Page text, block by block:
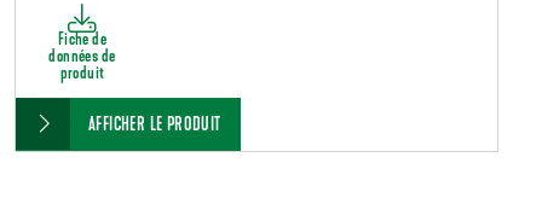
Fiche de
données de
produit
AFFICHER LE PRODUIT